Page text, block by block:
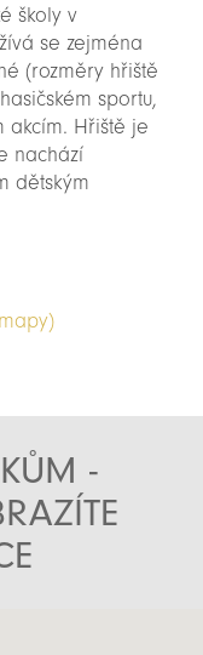
školy v
se zejména
(rozměry hřiště
sportu,
akcím. Hřiště je
nachází
dětským
-